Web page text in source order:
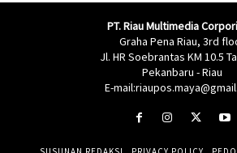
PT. Riau Multimedia
Graha Pena Riau, 3rd
Jl. HR Soebrantas KM 10.5
Pekanbaru - Riau
E-